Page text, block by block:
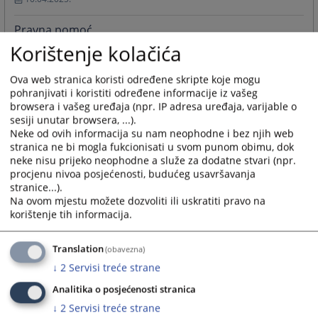
Pravna pomoć
Osnovni sud u Prnjavoru ne pruža pravnu pomoć.
09.04.2024.
Službenik za odnose s javnošću Osnovnog suda u
Prnjavoru
Službenik za odnose s javnošću Osnovnog suda u Prnjavoru
09.04.2024.
Više
Brzi linkovi
Korištenje kolačića
Ova web stranica koristi određene skripte koje mogu
pohranjivati i koristiti određene informacije iz vašeg
browsera i vašeg uređaja (npr. IP adresa uređaja, varijable o
sesiji unutar browsera, ...).
Neke od ovih informacija su nam neophodne i bez njih web
stranica ne bi mogla fukcionisati u svom punom obimu, dok
neke nisu prijeko neophodne a služe za dodatne stvari (npr.
procjenu nivoa posjećenosti, budućeg usavršavanja
stranice...).
Na ovom mjestu možete dozvoliti ili uskratiti pravo na
korištenje tih informacija.
Translation(obavezna)
↓ 2 Servisi treće strane
Analitika o posjećenosti stranica
↓ 2 Servisi treće strane